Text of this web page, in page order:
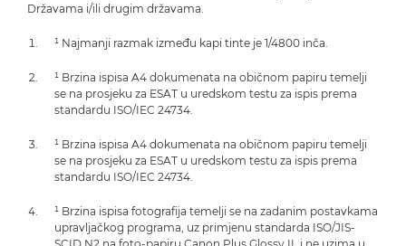
Državama i/ili drugim državama.
¹ Najmanji razmak između kapi tinte je 1/4800 inča.
¹ Brzina ispisa A4 dokumenata na običnom papiru temelji
se na prosjeku za ESAT u uredskom testu za ispis prema
standardu ISO/IEC 24734.
¹ Brzina ispisa A4 dokumenata na običnom papiru temelji
se na prosjeku za ESAT u uredskom testu za ispis prema
standardu ISO/IEC 24734.
¹ Brzina ispisa fotografija temelji se na zadanim postavkama
upravljačkog programa, uz primjenu standarda ISO/JIS-